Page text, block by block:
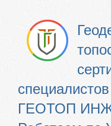
специалистов
ГЕОТОП